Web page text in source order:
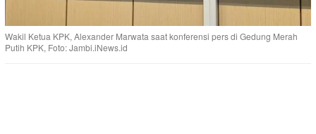
Wakil Ketua KPK, Alexander Marwata saat konferensi pers di Gedung Merah
Putih KPK, Foto: Jambi.iNews.id